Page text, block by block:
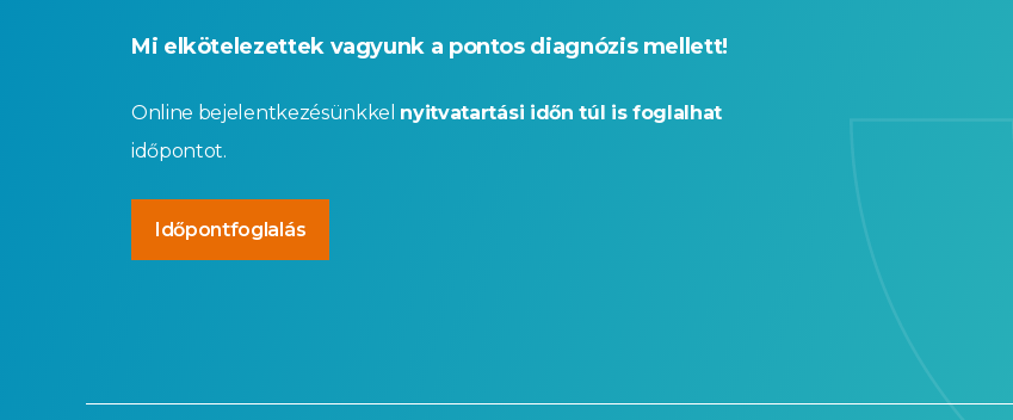
Mi elkötelezettek vagyunk a pontos diagnózis mellett!
Online bejelentkezésünkkel nyitvatartási időn túl is foglalhat
időpontot.
Időpontfoglalás